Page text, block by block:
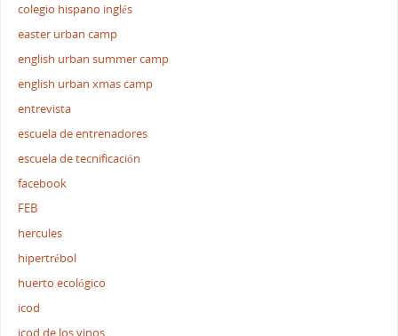
colegio hispano inglés
easter urban camp
english urban summer camp
english urban xmas camp
entrevista
escuela de entrenadores
escuela de tecnificación
facebook
FEB
hercules
hipertrébol
huerto ecológico
icod
icod de los vinos